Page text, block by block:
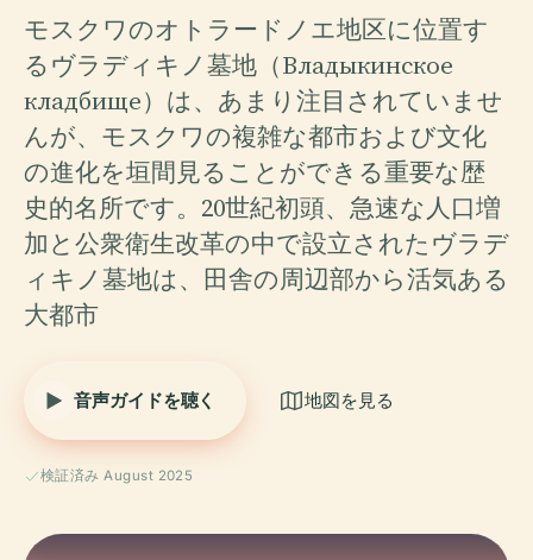
モスクワのオトラードノエ地区に位置す
るヴラディキノ墓地（Владыкинское
кладбище）は、あまり注目されていませ
んが、モスクワの複雑な都市および文化
の進化を垣間見ることができる重要な歴
史的名所です。20世紀初頭、急速な人口増
加と公衆衛生改革の中で設立されたヴラデ
ィキノ墓地は、田舎の周辺部から活気ある
大都市
音声ガイドを聴く 地図を見る
検証済み August 2025